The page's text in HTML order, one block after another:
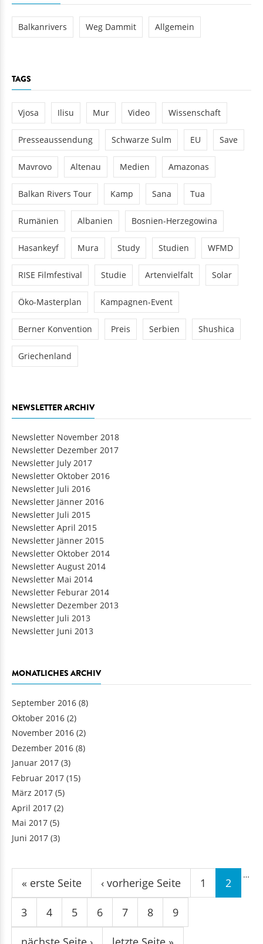
Balkanrivers Weg Dammit Allgemein
TAGS
Vjosa Ilisu Mur Video Wissenschaft
Presseaussendung Schwarze Sulm EU Save
Mavrovo Altenau Medien Amazonas
Balkan Rivers Tour Kamp Sana Tua
Rumänien Albanien Bosnien-Herzegowina
Hasankeyf Mura Study Studien WFMD
RISE Filmfestival Studie Artenvielfalt Solar
Öko-Masterplan Kampagnen-Event
Berner Konvention Preis Serbien Shushica
Griechenland
NEWSLETTER ARCHIV
Newsletter November 2018
Newsletter Dezember 2017
Newsletter July 2017
Newsletter Oktober 2016
Newsletter Juli 2016
Newsletter Jänner 2016
Newsletter Juli 2015
Newsletter April 2015
Newsletter Jänner 2015
Newsletter Oktober 2014
Newsletter August 2014
Newsletter Mai 2014
Newsletter Feburar 2014
Newsletter Dezember 2013
Newsletter Juli 2013
Newsletter Juni 2013
MONATLICHES ARCHIV
September 2016 (8)
Oktober 2016 (2)
November 2016 (2)
Dezember 2016 (8)
Januar 2017 (3)
Februar 2017 (15)
März 2017 (5)
April 2017 (2)
Mai 2017 (5)
Juni 2017 (3)
Seiten
« erste Seite ‹ vorherige Seite 1 2
3 4 5 6 7 8 9
…